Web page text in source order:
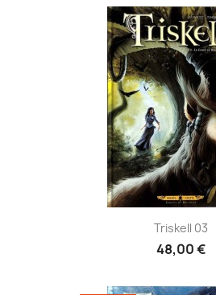
Triskell 03
48,00 €